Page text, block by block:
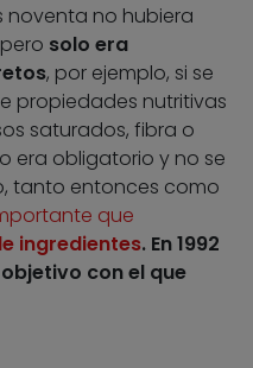
noventa no hubiera
solo era
, por ejemplo, si se
propiedades nutritivas
saturados, fibra o
era obligatorio y no se
tanto entonces como
que
ingredientes. En 1992
con el que